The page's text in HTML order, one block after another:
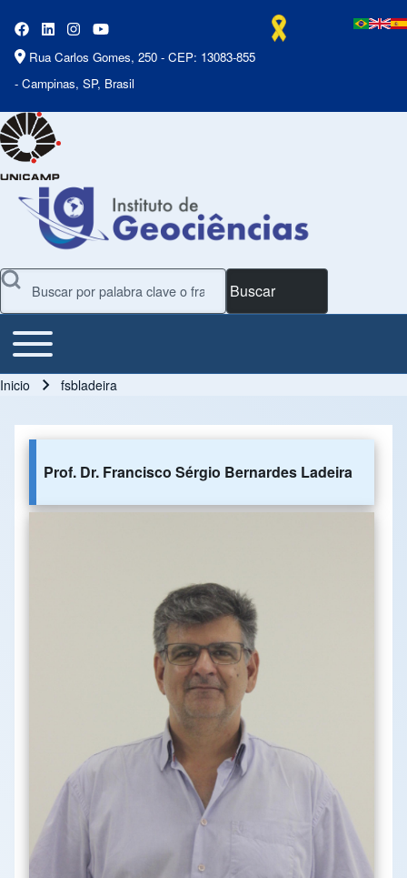
Rua Carlos Gomes, 250 - CEP: 13083-855
- Campinas, SP, Brasil
Buscar
Main Menu
Toggle main menu
Inicio fsbladeira
Prof. Dr. Francisco Sérgio Bernardes Ladeira